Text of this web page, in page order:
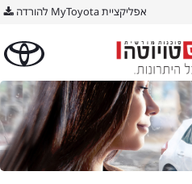
אפליקציית MyToyota להורדה